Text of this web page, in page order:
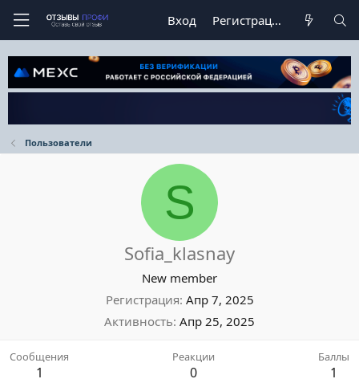
Вход Регистрация
Пользователи
S
Sofia_klasnay
New member
Регистрация Апр 7, 2025
Активность Апр 25, 2025
Сообщения
1
Реакции
0
Баллы
1